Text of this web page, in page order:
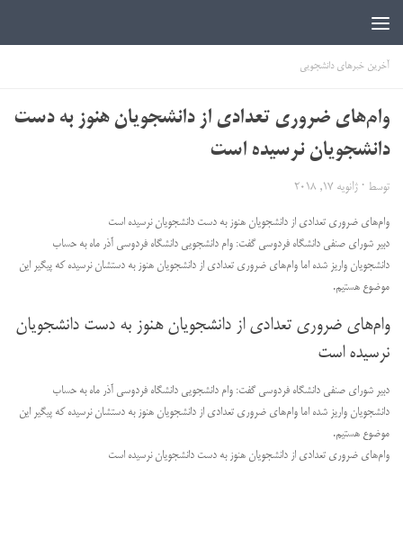
آخرین خبرهای دانشجویی
وام‌های ضروری تعدادی از دانشجویان هنوز به دست
دانشجویان نرسیده است
توسط · ژانویه 17, 2018
وام‌های ضروری تعدادی از دانشجویان هنوز به دست دانشجویان نرسیده است
دبیر شورای صنفی دانشگاه فردوسی گفت: وام دانشجویی دانشگاه فردوسی آذر ماه به حساب
دانشجویان واریز شده اما وام‌های ضروری تعدادی از دانشجویان هنوز به دستشان نرسیده که پیگیر این
موضوع هستیم.
وام‌های ضروری تعدادی از دانشجویان هنوز به دست دانشجویان
نرسیده است
دبیر شورای صنفی دانشگاه فردوسی گفت: وام دانشجویی دانشگاه فردوسی آذر ماه به حساب
دانشجویان واریز شده اما وام‌های ضروری تعدادی از دانشجویان هنوز به دستشان نرسیده که پیگیر این
موضوع هستیم.
وام‌های ضروری تعدادی از دانشجویان هنوز به دست دانشجویان نرسیده است